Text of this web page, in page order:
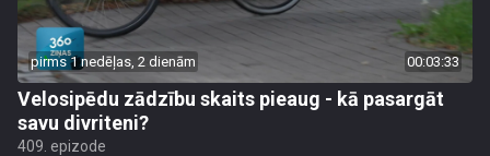
pirms 1 nedēļas, 2 dienām 00:03:33
Velosipēdu zādzību skaits pieaug - kā pasargāt
savu divriteni?
409. epizode